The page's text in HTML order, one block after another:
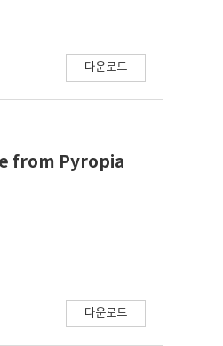
다운로드
from Pyropia
다운로드